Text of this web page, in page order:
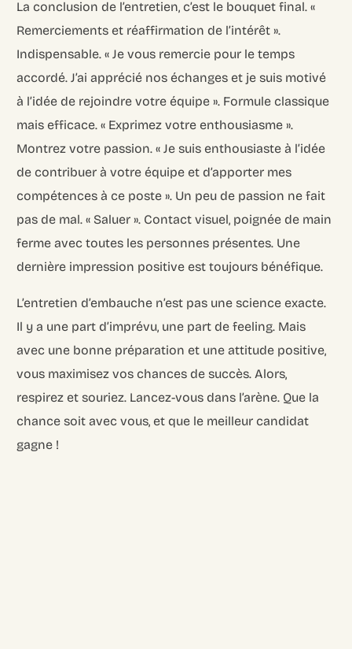
La conclusion de l’entretien, c’est le bouquet final. «
Remerciements et réaffirmation de l’intérêt ».
Indispensable. « Je vous remercie pour le temps
accordé. J’ai apprécié nos échanges et je suis motivé
à l’idée de rejoindre votre équipe ». Formule classique
mais efficace. « Exprimez votre enthousiasme ».
Montrez votre passion. « Je suis enthousiaste à l’idée
de contribuer à votre équipe et d’apporter mes
compétences à ce poste ». Un peu de passion ne fait
pas de mal. « Saluer ». Contact visuel, poignée de main
ferme avec toutes les personnes présentes. Une
dernière impression positive est toujours bénéfique.
L’entretien d’embauche n’est pas une science exacte.
Il y a une part d’imprévu, une part de feeling. Mais
avec une bonne préparation et une attitude positive,
vous maximisez vos chances de succès. Alors,
respirez et souriez. Lancez-vous dans l’arène. Que la
chance soit avec vous, et que le meilleur candidat
gagne !